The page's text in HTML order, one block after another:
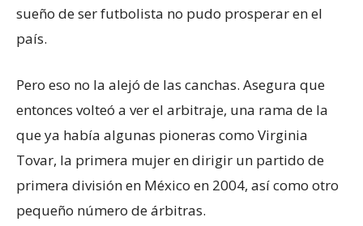
sueño de ser futbolista no pudo prosperar en el
país.
Pero eso no la alejó de las canchas. Asegura que
entonces volteó a ver el arbitraje, una rama de la
que ya había algunas pioneras como Virginia
Tovar, la primera mujer en dirigir un partido de
primera división en México en 2004, así como otro
pequeño número de árbitras.